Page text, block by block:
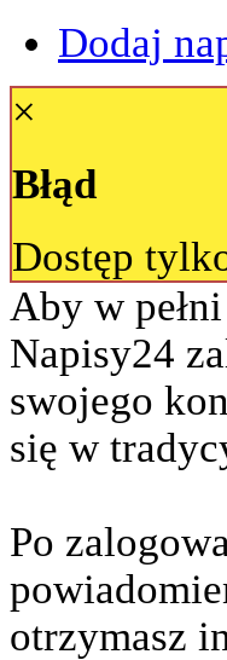
Dodaj
×
Błąd
Dostęp
Aby w
Napisy24
swojego
się w
Po
otrzymasz